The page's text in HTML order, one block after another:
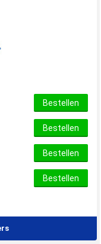
Bestellen
Bestellen
Bestellen
Bestellen